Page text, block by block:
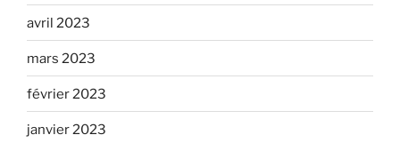
avril 2023
mars 2023
février 2023
janvier 2023